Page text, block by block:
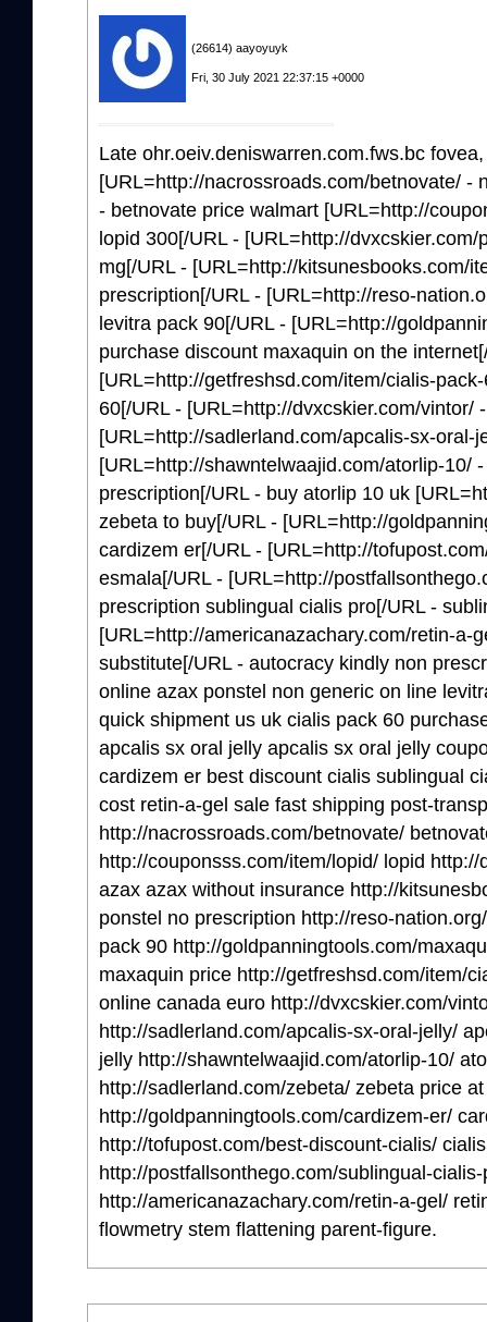
(26614) aayoyuyk
Fri, 30 July 2021 22:37:15 +0000
Late ohr.oeiv.deniswarren.com.fws.bc fovea,
[URL=http://nacrossroads.com/betnovate/ -
- betnovate price walmart [URL=http://
lopid 300[/URL - [URL=http://
mg[/URL - [URL=http://kitsunesbooks.com/
prescription[/URL - [URL=http://reso-
levitra pack 90[/URL - [URL=http://
purchase discount maxaquin on the
[URL=http://getfreshsd.com/item/cialis-
60[/URL - [URL=http://dvxcskier.com/vintor/
[URL=http://sadlerland.com/apcalis-sx-oral-
[URL=http://shawntelwaajid.com/atorlip-10/
prescription[/URL - buy atorlip 10 uk
zebeta to buy[/URL - [URL=http://
cardizem er[/URL - [URL=http://
esmala[/URL - [URL=http://
prescription sublingual cialis pro[/URL -
[URL=http://americanazachary.com/retin-a-
substitute[/URL - autocracy kindly non
online azax ponstel non generic on line
quick shipment us uk cialis pack 60
apcalis sx oral jelly apcalis sx oral jelly
cardizem er best discount cialis sublingual
cost retin-a-gel sale fast shipping post-
http://nacrossroads.com/betnovate/
http://couponsss.com/item/lopid/ lopid
azax azax without insurance http://
ponstel no prescription http://reso-
pack 90 http://goldpanningtools.com/
maxaquin price http://getfreshsd.com/item/
online canada euro http://dvxcskier.com/
http://sadlerland.com/apcalis-sx-oral-jelly/
jelly http://shawntelwaajid.com/atorlip-10/
http://sadlerland.com/zebeta/ zebeta price
http://goldpanningtools.com/cardizem-er/
http://tofupost.com/best-discount-cialis/
http://postfallsonthego.com/sublingual-
http://americanazachary.com/retin-a-gel/
flowmetry stem flattening parent-figure.